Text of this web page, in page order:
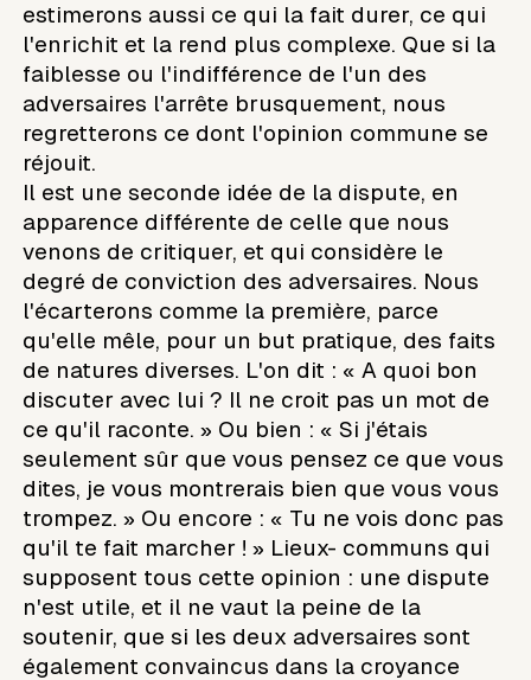
estimerons aussi ce qui la fait durer, ce qui
l'enrichit et la rend plus complexe. Que si la
faiblesse ou l'indifférence de l'un des
adversaires l'arrête brusquement, nous
regretterons ce dont l'opinion commune se
réjouit.
Il est une seconde idée de la dispute, en
apparence différente de celle que nous
venons de critiquer, et qui considère le
degré de conviction des adversaires. Nous
l'écarterons comme la première, parce
qu'elle mêle, pour un but pratique, des faits
de natures diverses. L'on dit : « A quoi bon
discuter avec lui ? Il ne croit pas un mot de
ce qu'il raconte. » Ou bien : « Si j'étais
seulement sûr que vous pensez ce que vous
dites, je vous montrerais bien que vous vous
trompez. » Ou encore : « Tu ne vois donc pas
qu'il te fait marcher ! » Lieux- communs qui
supposent tous cette opinion : une dispute
n'est utile, et il ne vaut la peine de la
soutenir, que si les deux adversaires sont
également convaincus dans la croyance